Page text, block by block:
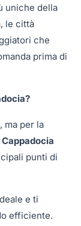
uniche della
le città
che
prima di
ma per la
punti di
e ti
efficiente.